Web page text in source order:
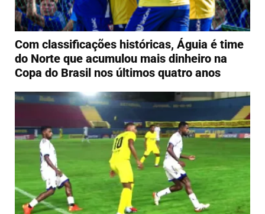
Com classificações históricas, Águia é time
do Norte que acumulou mais dinheiro na
Copa do Brasil nos últimos quatro anos